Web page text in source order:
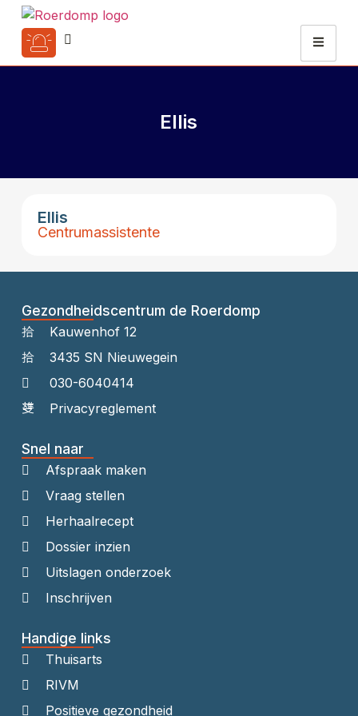
Ellis
Ellis
Centrumassistente
Gezondheidscentrum de Roerdomp
Kauwenhof 12
3435 SN Nieuwegein
030-6040414
Privacyreglement
Snel naar
Afspraak maken
Vraag stellen
Herhaalrecept
Dossier inzien
Uitslagen onderzoek
Inschrijven
Handige links
Thuisarts
RIVM
Positieve gezondheid